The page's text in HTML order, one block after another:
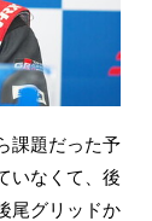
課題だった予
いなくて、後
尾グリッドか